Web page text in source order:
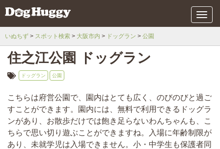
メ
ニ
いぬちず スポット検索 大阪市内 ドッグラン 公園
住之江公園 ドッグラン
ドッグラン 公園
こちらは府営公園で、園内はとても広く、のびのびと過ご
すことができます。園内には、無料で利用できるドッグラ
ンがあり、お散歩だけでは飽き足らないわんちゃんも、こ
ちらで思い切り遊ぶことができますね。入場に年齢制限が
あり、未就学児は入場できません。小・中学生も保護者同